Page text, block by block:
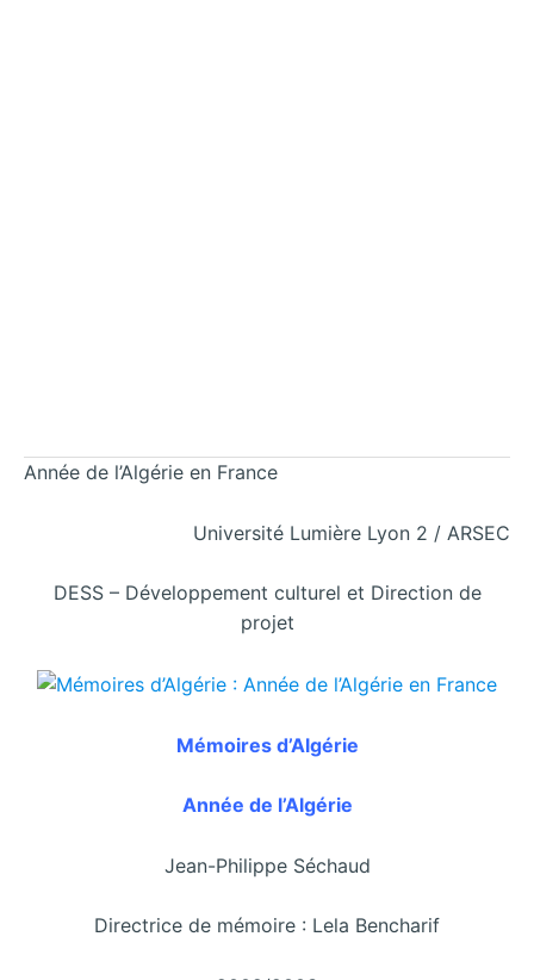
Année de l’Algérie en France
Université Lumière Lyon 2 / ARSEC
DESS – Développement culturel et Direction de
projet
Mémoires d’Algérie
Année de l’Algérie
Jean-Philippe Séchaud
Directrice de mémoire : Lela Bencharif